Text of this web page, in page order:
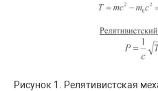
Рисунок 1. Релятивистская